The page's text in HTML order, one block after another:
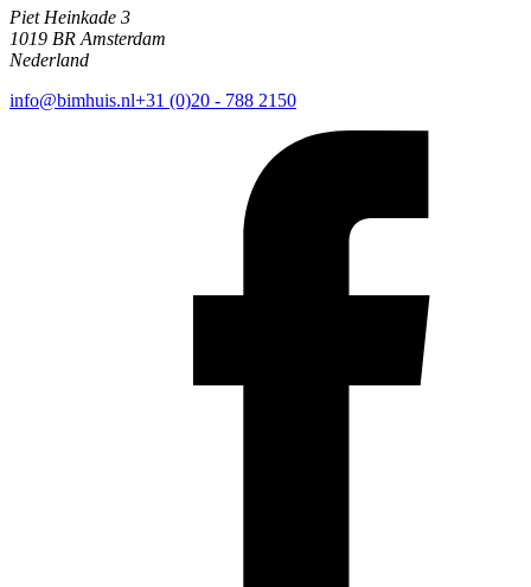
Piet Heinkade 3
1019 BR Amsterdam
Nederland
info@bimhuis.nl+31 (0)20 - 788 2150